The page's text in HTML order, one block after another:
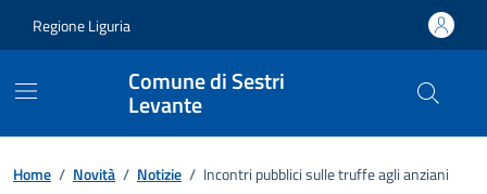
Regione Liguria
Comune di Sestri
Levante
Home / Novità / Notizie / Incontri pubblici sulle truffe agli anziani